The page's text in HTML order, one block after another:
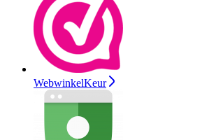
WebwinkelKeur